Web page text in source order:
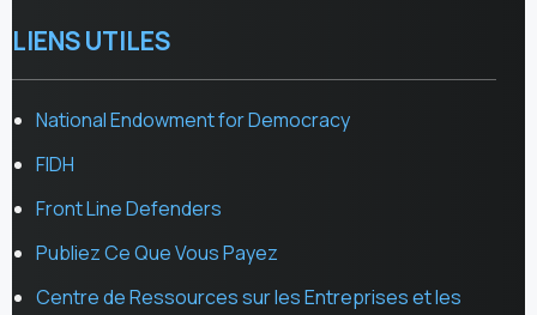
LIENS UTILES
National Endowment for Democracy
FIDH
Front Line Defenders
Publiez Ce Que Vous Payez
Centre de Ressources sur les Entreprises et les